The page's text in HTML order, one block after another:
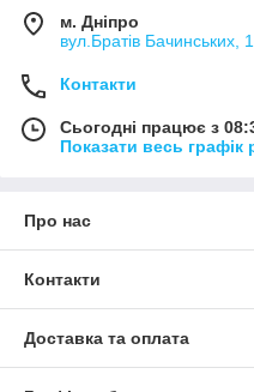
м. Дніпро
вул.Братів
Контакти
Сьогодні працює з
Показати весь графік
Про нас
Контакти
Доставка та оплата